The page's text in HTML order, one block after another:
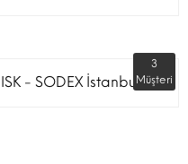
ISK - SODEX İstanbul
3
Müşteri